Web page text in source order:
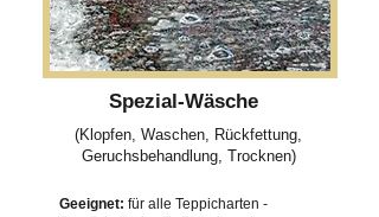
Spezial-Wäsche
(Klopfen, Waschen, Rückfettung,
Geruchsbehandlung, Trocknen)
Geeignet: für alle Teppicharten -